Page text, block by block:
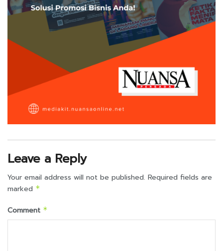
Leave a Reply
Your email address will not be published. Required fields are
marked *
Comment *